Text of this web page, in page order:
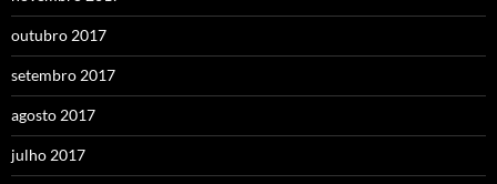
outubro 2017
setembro 2017
agosto 2017
julho 2017